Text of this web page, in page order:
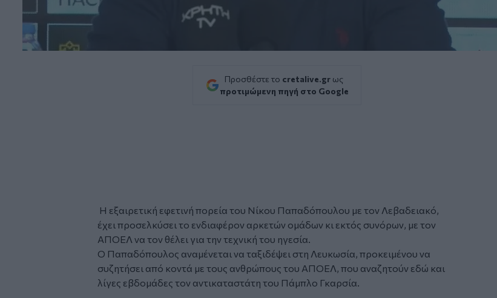
Προσθέστε το cretalive.gr ως
προτιμώμενη πηγή στο Google
Η εξαιρετική εφετινή πορεία του Νίκου Παπαδόπουλου με τον Λεβαδειακό,
έχει προσελκύσει το ενδιαφέρον αρκετών ομάδων κι εκτός συνόρων, με τον
ΑΠΟΕΛ να τον θέλει για την τεχνική του ηγεσία.
Ο Παπαδόπουλος αναμένεται να ταξιδέψει στη Λευκωσία, προκειμένου να
συζητήσει από κοντά με τους ανθρώπους του ΑΠΟΕΛ, που αναζητούν εδώ και
λίγες εβδομάδες τον αντικαταστάτη του Πάμπλο Γκαρσία.